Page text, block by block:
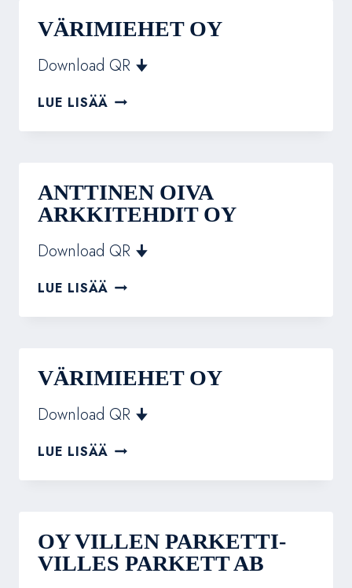
VÄRIMIEHET OY
Download QR 🠋
LUE LISÄÄ VÄRIMIEHET
ANTTINEN OIVA
ARKKITEHDIT OY
Download QR 🠋
LUE LISÄÄ ANTTINEN
ARKKITEHDIT
VÄRIMIEHET OY
Download QR 🠋
LUE LISÄÄ VÄRIMIEHET
OY VILLEN PARKETTI-
VILLES PARKETT AB